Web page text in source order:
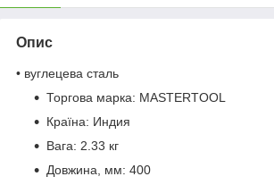
Опис
• вуглецева сталь
Торгова марка: MASTERTOOL
Країна: Индия
Вага: 2.33 кг
Довжина, мм: 400